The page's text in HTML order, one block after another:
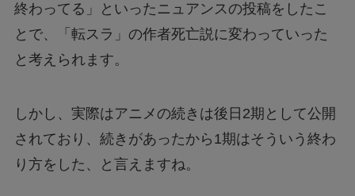
終わってる」といったニュアンスの投稿をしたこ
とで、「転スラ」の作者死亡説に変わっていった
と考えられます。
しかし、実際はアニメの続きは後日2期として公開
されており、続きがあったから1期はそういう終わ
り方をした、と言えますね。